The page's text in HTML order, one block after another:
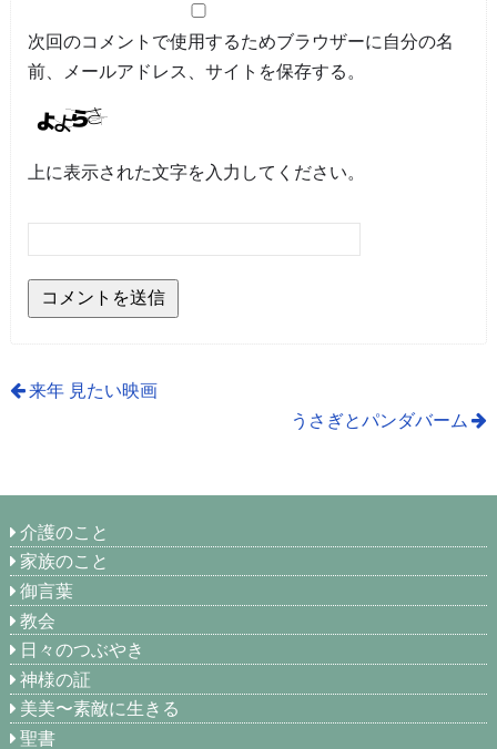
次回のコメントで使用するためブラウザーに自分の名
前、メールアドレス、サイトを保存する。
上に表示された文字を入力してください。
来年 見たい映画
うさぎとパンダバーム
介護のこと
家族のこと
御言葉
教会
日々のつぶやき
神様の証
美美〜素敵に生きる
聖書